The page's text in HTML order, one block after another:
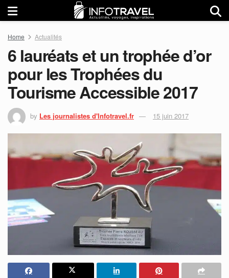
Home Actualités
6 lauréats et un trophée d’or
pour les Trophées du
Tourisme Accessible 2017
by Les journalistes d'Infotravel.fr 15 juin 2017